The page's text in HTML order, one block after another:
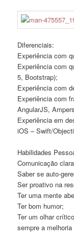
Diferenciais:
Experiência com
Experiência com
5, Bootstrap);
Experiência com
Experiência com
AngularJS,
Experiência em
iOS – Swift/
Habilidades
Comunicação
Saber se auto-
Ser proativo na
Ter uma mente
Ter bom humor;
Ter um olhar
sempre a